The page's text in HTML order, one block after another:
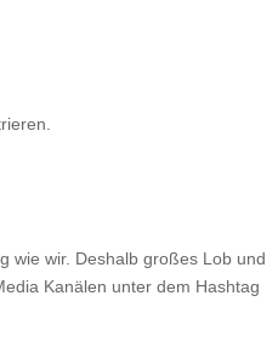
wie wir. Deshalb großes Lob und
Kanälen unter dem Hashtag